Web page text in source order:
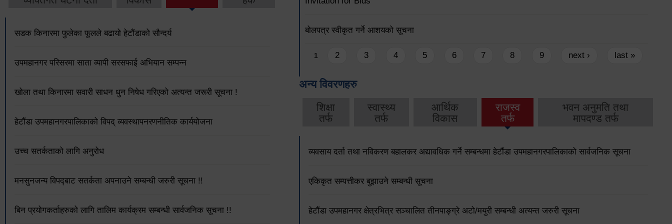
सडक किनारमा फुलेका फूलले बढायो हेटौंडाको सौन्दर्य
उपमहानगर परिसरमा साता व्यापी सरसफाई अभियान सम्पन्न
खोला तथा किनारमा सवारी साधन धुन निषेध गरिएको अत्यन्त जरूरी सूचना !
हेटौंडा उपमहानगरपालिकाको विपद् व्यवस्थापनरणनीतिक कार्ययोजना
उच्च सतर्कताको लागि अनुरोध
मनसुनजन्य विपद्‍बाट सतर्कता अपनाउने सम्बन्धी जरुरी सूचना !!
बिन प्रयोगकर्ताहरुको लागि तालिम कार्यक्रम सम्बन्धी सार्वजनिक सूचना !!
बोलपत्र स्वीकृत गर्ने आशयको सूचना
Pages
1 2 3 4 5 6 7 8 9 next › last »
अन्य विवरणहरु
शिक्षा
तर्फ
स्वास्थ्य
तर्फ
आर्थिक
विकास
राजस्व
तर्फ
भवन अनुमति तथा
मापदण्ड तर्फ
व्यवसाय दर्ता तथा नविकरण बहालकर अद्यावधिक गर्ने सम्बन्धमा हेटौंडा उपमहानगरपालिकाको सार्वजनिक सूचना
एकिकृत सम्पत्तीकर बुझाउने सम्बन्धी सूचना
हेटौंडा उपमहानगर क्षेत्रभित्र सञ्चालित तीनपाङ्ग्रे अटो/मयुरी सम्बन्धी अत्यन्त जरुरी सूचना